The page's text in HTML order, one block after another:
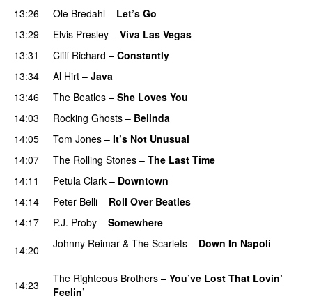
13:26 Ole Bredahl – Let’s Go
13:29 Elvis Presley – Viva Las Vegas
13:31
Cliff Richard – Constantly
13:34 Al Hirt – Java
13:46 The Beatles – She Loves You
14:03
Rocking Ghosts – Belinda
14:05 Tom Jones – It’s Not Unusual
14:07
The Rolling Stones – The Last Time
14:11 Petula Clark – Downtown
14:14 Peter Belli – Roll Over Beatles
14:17 P.J. Proby – Somewhere
14:20 Johnny Reimar & The Scarlets – Down In Napoli
14:23 The Righteous Brothers – You’ve Lost That Lovin’
Feelin’